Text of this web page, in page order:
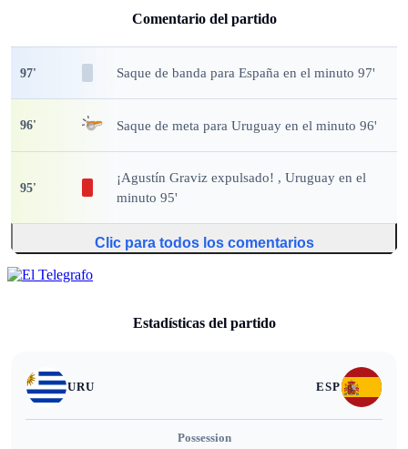
Comentario del partido
97' Saque de banda para España en el minuto 97'
96' Saque de meta para Uruguay en el minuto 96'
95'
¡Agustín Graviz expulsado! , Uruguay en el
minuto 95'
Clic para todos los comentarios
Estadísticas del partido
URU ESP
Possession